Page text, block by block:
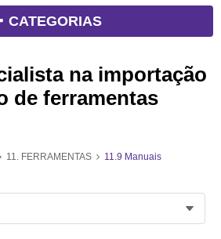
CATEGORIAS
na importação
de ferramentas
11. FERRAMENTAS 11.9 Manuais